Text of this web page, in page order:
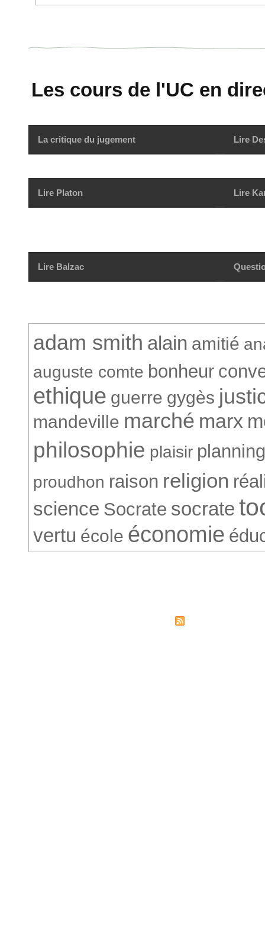
Les cours de l'UC en
La critique du jugement Lire
Lire Platon Lire
Lire Balzac
adam smith alain amitié
auguste comte bonheur
ethique guerre gygès
mandeville marché marx
philosophie plaisir planning
proudhon raison religion
science Socrate socrate
vertu école économie